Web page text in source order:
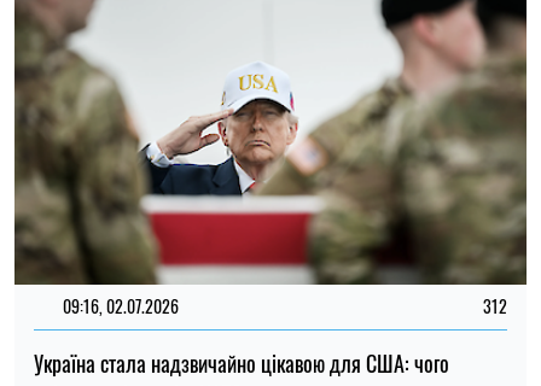
Альбіна Трубенкова